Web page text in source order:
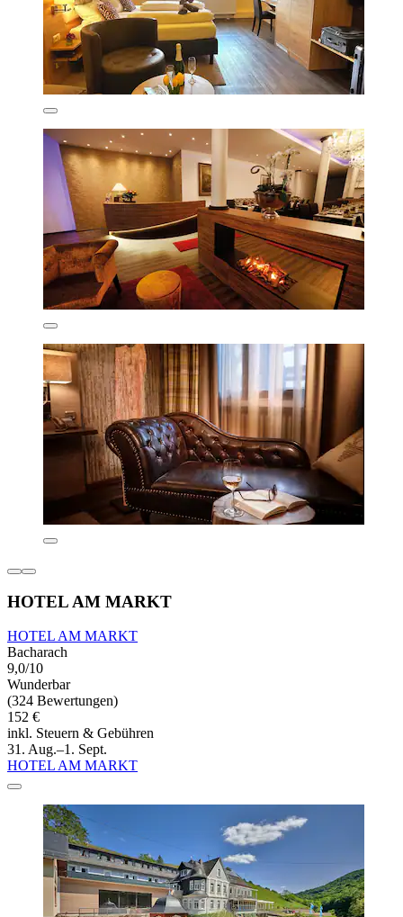
HOTEL AM MARKT
HOTEL AM MARKT
Bacharach
9,0/10
Wunderbar
(324 Bewertungen)
152 €
inkl. Steuern & Gebühren
31. Aug.–1. Sept.
HOTEL AM MARKT